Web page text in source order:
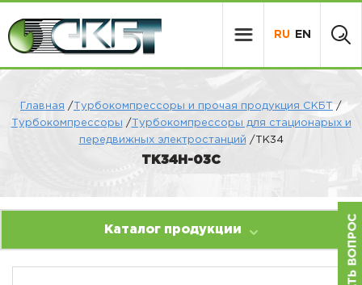
RU EN
Главная / Турбокомпрессоры и прочая продукция СКБТ
/
Турбокомпрессоры / Турбокомпрессоры для стационарых и
передвижных электростанций /ТК34
ТК34Н-03С
Каталог продукции